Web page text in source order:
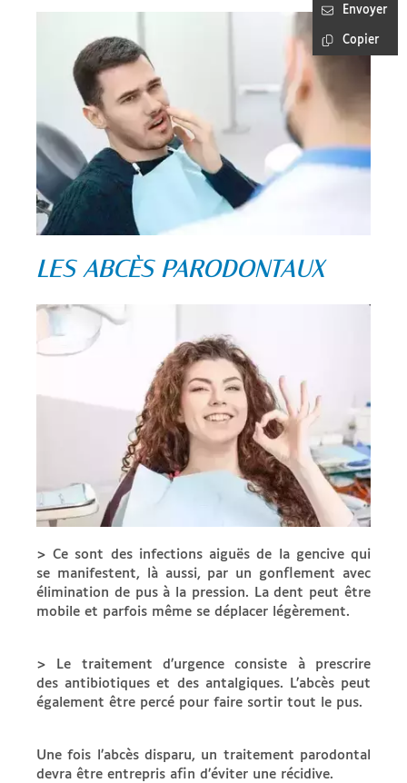
LES ABCÈS PARODONTAUX
> Ce sont des infections aiguës de la gencive qui
se manifestent, là aussi, par un gonflement avec
élimination de pus à la pression. La dent peut être
mobile et parfois même se déplacer légèrement.
> Le traitement d’urgence consiste à prescrire
des antibiotiques et des antalgiques. L’abcès peut
également être percé pour faire sortir tout le pus.
Une fois l’abcès disparu, un traitement parodontal
devra être entrepris afin d’éviter une récidive.
Envoyer
Copier